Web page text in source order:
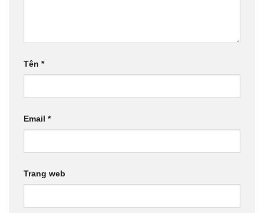
Tên *
Email *
Trang web